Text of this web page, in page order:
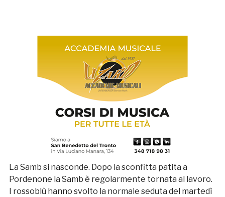
La Samb si nasconde. Dopo la sconfitta patita a
Pordenone la Samb è regolarmente tornata al lavoro.
I rossoblù hanno svolto la normale seduta del martedì